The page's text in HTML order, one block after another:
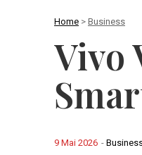
Home > Business
Vivo
-
9 Mai 2026